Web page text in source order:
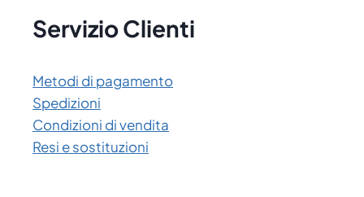
Servizio Clienti
Metodi di pagamento
Spedizioni
Condizioni di vendita
Resi e sostituzioni